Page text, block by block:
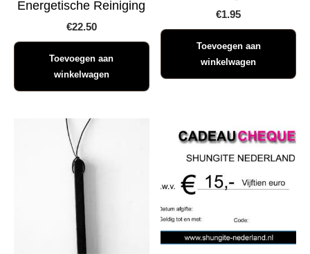
Energetische Reiniging
€22.50
Toevoegen aan
winkelwagen
€1.95
Toevoegen aan
winkelwagen